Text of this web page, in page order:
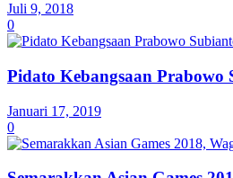
Juli 9, 2018
0
Pidato Kebangsaan
Januari 17, 2019
0